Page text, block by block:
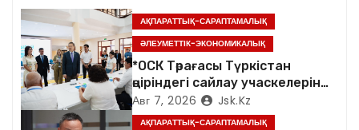
п
о
з
а
АҚПАРАТТЫҚ-САРАПТАМАЛЫҚ
ӘЛЕУМЕТТІК-ЭКОНОМИКАЛЫҚ
*ОСК Төрағасы Түркістан
өңіріндегі сайлау учаскелерін
аралады*
Авг 7, 2026 Jsk.kz
АҚПАРАТТЫҚ-САРАПТАМАЛЫҚ